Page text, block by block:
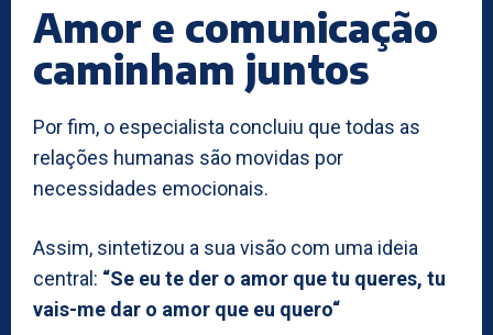
Amor e comunicação
caminham juntos
Por fim, o especialista concluiu que todas as
relações humanas são movidas por
necessidades emocionais.
Assim, sintetizou a sua visão com uma ideia
central: “Se eu te der o amor que tu queres, tu
vais-me dar o amor que eu quero“